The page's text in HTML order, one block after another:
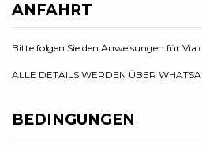
ANFAHRT
Bitte folgen Sie den Anweisungen für Via
ALLE DETAILS WERDEN ÜBER
BEDINGUNGEN